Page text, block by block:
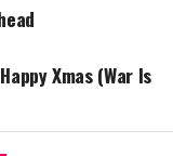
Xmas (War Is